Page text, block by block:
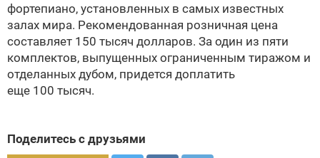
фортепиано, установленных в самых известных
залах мира. Рекомендованная розничная цена
составляет 150 тысяч долларов. За один из пяти
комплектов, выпущенных ограниченным тиражом и
отделанных дубом, придется доплатить
еще 100 тысяч.
Поделитесь с друзьями